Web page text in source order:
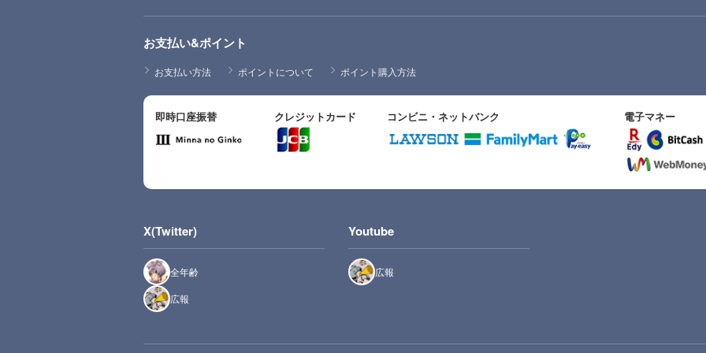
お支払い&ポイント
お支払い方法 ポイントについて ポイント購入方法
即時口座振替 クレジットカード コンビニ・ネットバンク 電子マネー
X(Twitter)
全年齢
広報
Youtube
広報